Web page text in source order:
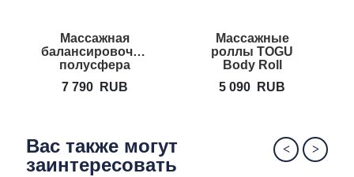
Массажная
балансировочная
полусфера
Balance
7 790 RUB
Массажные
роллы TOGU
Body Roll
5 090
RUB
Вас также могут
заинтересовать